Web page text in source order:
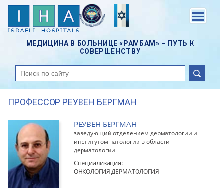
Skip
content
МЕДИЦИНА В БОЛЬНИЦЕ «РАМБАМ» – ПУТЬ К
СОВЕРШЕНСТВУ
поиск
ПРОФЕССОР РЕУВЕН БЕРГМАН
РEУВЕН БЕРГМАН
заведующий отделением дерматологии и
институтом патологии в области
дерматологии
Специализация:
ОНКОЛОГИЯ ДЕРМАТОЛОГИЯ